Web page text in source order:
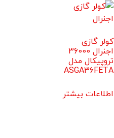
کولر گازی
اجنرال 36000
تروپیکال مدل
ASGA36FETA
اطلاعات بیشتر